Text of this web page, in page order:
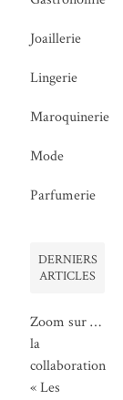
Joaillerie
Lingerie
Maroquinerie
Mode
Parfumerie
DERNIERS
ARTICLES
Zoom sur …
la
collaboration
« Les